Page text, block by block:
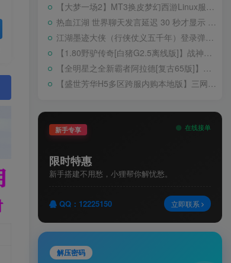
【大梦一场2】MT3换皮梦幻西游Linux服务端+GM后台+源码+双端+架设教程
热血江湖 世界聊天发言延迟 30 秒才显示 BUG 修复教程
江湖墨迹大侠（行侠仗义五千年）登录弹出 WELCOME 提示无法进游戏修复教程
【1.80野驴传奇[白猪G2.5离线版]】战神引擎WIN服务端+GM工具+充值后台+安卓+架设教程
【全明星之全新霸者阿拉德[复古65版]】横版闯关手游Linux服务端+配套表+WEB管理后台+GM授权后台+双端+架设教程
【盛世芳华H5多区跨服内购本地版】三网H5宫斗养成游戏Linux手工服务端+CDK授权后台+安卓+架设教程
新手专享 在线接单
限时特惠
新手搭建不用愁，小狸帮你解忧愁。
QQ：12225150 立即联系
解压密码